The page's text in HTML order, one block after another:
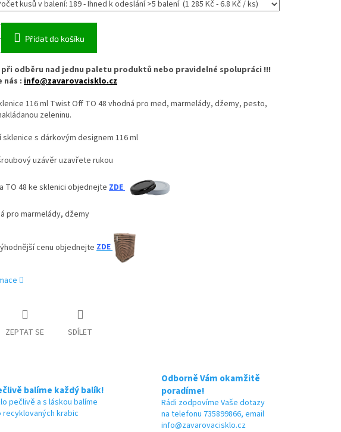
Přidat do košíku
při odběru nad jednu paletu produktů nebo pravidelné spolupráci !!!
: info@zavarovacisklo.cz
116 ml Twist Off TO 48 vhodná pro med, marmelády, džemy, pesto,
zeleninu.
sklenice s dárkovým designem 116 ml
uzávěr uzavřete rukou
TO 48 ke sklenici objednejte ZDE
pro marmelády, džemy
cenu objednejte ZDE
ZEPTAT SE SDÍLET
balíme každý balík!
pečlivě a s láskou balíme
recyklovaných krabic
Odborně Vám okamžitě
poradíme!
Rádi zodpovíme Vaše dotazy
na telefonu 735899866, email
info@zavarovacisklo.cz